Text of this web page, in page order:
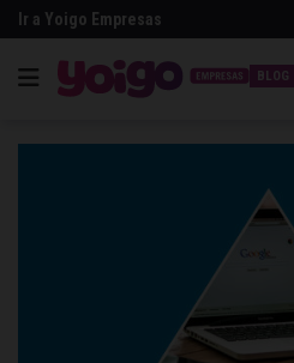
Ir a Yoigo Empresas
BLOG